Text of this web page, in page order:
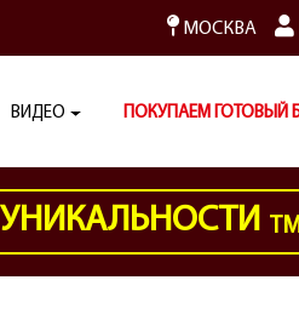
МОСКВА
ВИДЕО ПОКУПАЕМ ГОТОВЫЙ
УНИКАЛЬНОСТИ